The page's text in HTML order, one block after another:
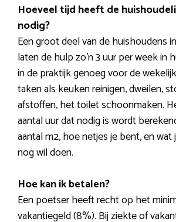
Hoeveel tijd heeft de
nodig?
Een groot deel van de huishoudens
laten de hulp zo’n 3 uur per week in
in de praktijk genoeg voor de
taken als keuken reinigen, dweilen,
afstoffen, het toilet schoonmaken.
aantal uur dat nodig is wordt
aantal m2, hoe netjes je bent, en
nog wil doen.
Hoe kan ik betalen?
Een poetser heeft recht op het
vakantiegeld (8%). Bij ziekte of